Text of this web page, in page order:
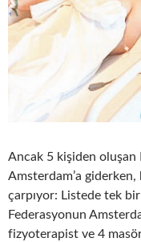
Ancak 5 kişiden
Amsterdam’a
çarpıyor: Listede tek
Federasyonun
fizyoterapist ve 4